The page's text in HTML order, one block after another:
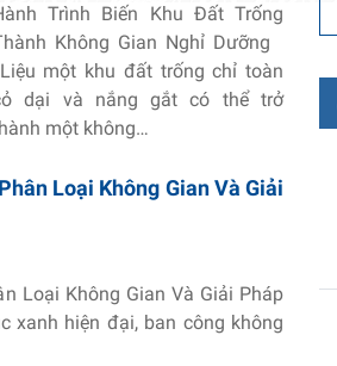
Trình Biến Khu Đất Trống
Không Gian Nghỉ Dưỡng
Liệu một khu đất trống chỉ toàn
dại và nắng gắt có thể trở
một không…
Loại Không Gian Và Giải
Loại Không Gian Và Giải Pháp
xanh hiện đại, ban công không